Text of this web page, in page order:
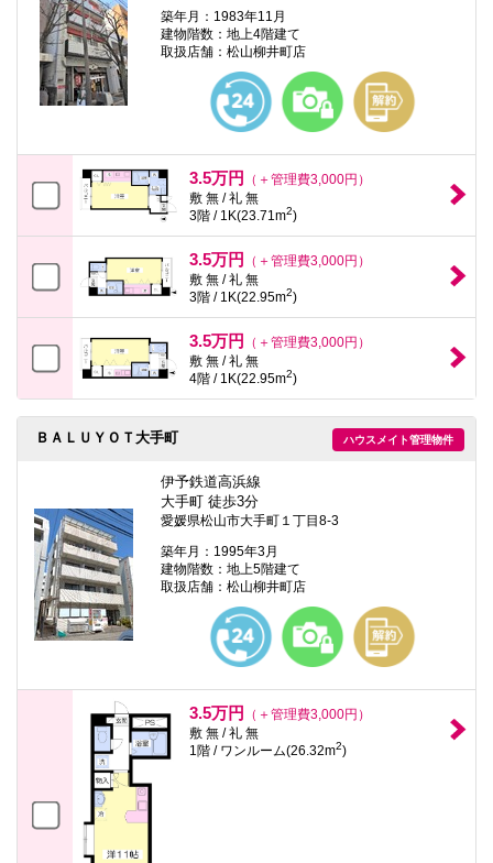
築年月：1983年11月
建物階数：地上4階建て
取扱店舗：松山柳井町店
3.5万円
（＋管理費3,000円）
敷 無 / 礼 無
3階 / 1K(23.71m2)
3.5万円
（＋管理費3,000円）
敷 無 / 礼 無
3階 / 1K(22.95m2)
3.5万円
（＋管理費3,000円）
敷 無 / 礼 無
4階 / 1K(22.95m2)
ハウスメイト管理物件
ＢＡＬＵＹＯＴ大手町
伊予鉄道高浜線
大手町 徒歩3分
愛媛県松山市大手町１丁目8-3
築年月：1995年3月
建物階数：地上5階建て
取扱店舗：松山柳井町店
3.5万円
（＋管理費3,000円）
敷 無 / 礼 無
1階 / ワンルーム(26.32m2)